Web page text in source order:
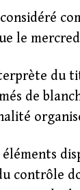
le
du
de
éléments
contrôle